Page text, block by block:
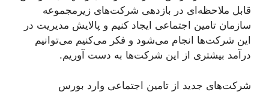
قابل ملاحظه‌ای در بازدهی شرکت‌های زیرمجموعه
سازمان تامین اجتماعی ایجاد کنیم و پالایش مدیریت در
این شرکت‌ها انجام می‌شود و فکر می‌کنیم می‌توانیم
درآمد بیشتری از این شرکت‌ها به دست آوریم.
شرکت‌های جدید از تامین اجتماعی وارد بورس